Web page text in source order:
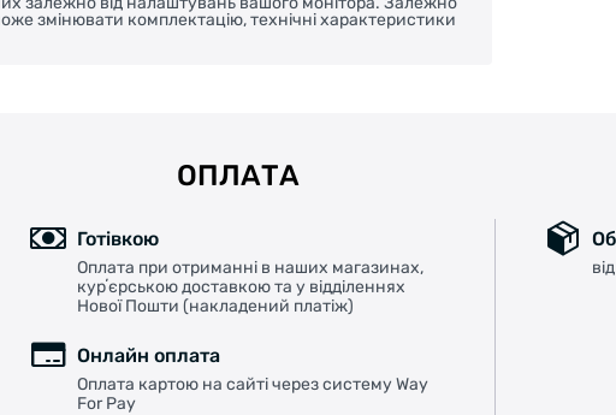
змінювати комплектацію, технічні характеристики
ОПЛАТА
Готівкою
Оплата при отриманні в наших магазинах,
курʼєрською доставкою та у відділеннях
Нової Пошти (накладений платіж)
Онлайн оплата
Оплата картою на сайті через систему Way
For Pay